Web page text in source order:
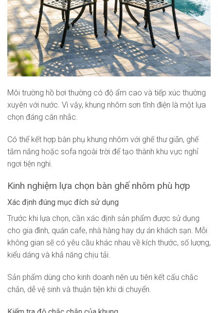
Môi trường hồ bơi thường có độ ẩm cao và tiếp xúc thường
xuyên với nước. Vì vậy, khung nhôm sơn tĩnh điện là một lựa
chọn đáng cân nhắc.
Có thể kết hợp bàn phụ khung nhôm với ghế thư giãn, ghế
tắm nắng hoặc sofa ngoài trời để tạo thành khu vực nghỉ
ngơi tiện nghi.
Kinh nghiệm lựa chọn bàn ghế nhôm phù hợp
Xác định đúng mục đích sử dụng
Trước khi lựa chọn, cần xác định sản phẩm được sử dụng
cho gia đình, quán cafe, nhà hàng hay dự án khách sạn. Mỗi
không gian sẽ có yêu cầu khác nhau về kích thước, số lượng,
kiểu dáng và khả năng chịu tải.
Sản phẩm dùng cho kinh doanh nên ưu tiên kết cấu chắc
chắn, dễ vệ sinh và thuận tiện khi di chuyển.